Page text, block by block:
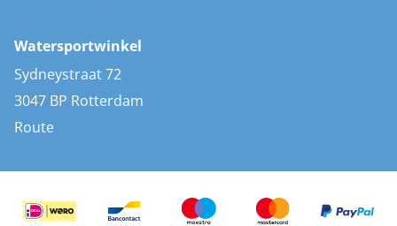
AIS transponders
Stootwillen en fenders
Bootkussens
Zwemtrappen
Watersportwinkel
Sydneystraat 72
3047 BP Rotterdam
Route